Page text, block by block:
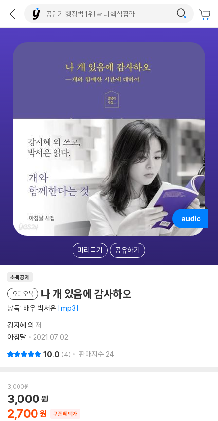
미리듣기 공유하기
소득공제
오디오북 나 개 있음에 감사하오
낭독: 배우 박서은 mp3
강지혜 외 저
아침달
2021.07.02.
10.0 4 판매지수 24
3,000원
2,700
3,000
쿠폰혜택가